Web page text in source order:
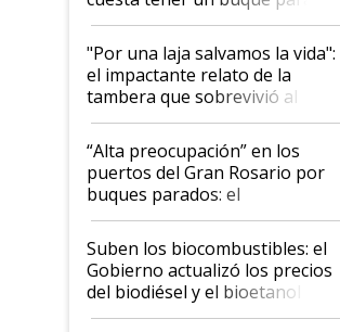
y el peligro de que Argentina
pase a ser "país sucio"
"Por una laja salvamos la vida":
el impactante relato de la
tambera que sobrevivió al
tornado
“Alta preocupación” en los
puertos del Gran Rosario por
buques parados: el
funcionamiento de las
exportadoras en tensión tras
la medida de fuerza de los
prácticos
Suben los biocombustibles: el
Gobierno actualizó los precios
del biodiésel y el bioetanol